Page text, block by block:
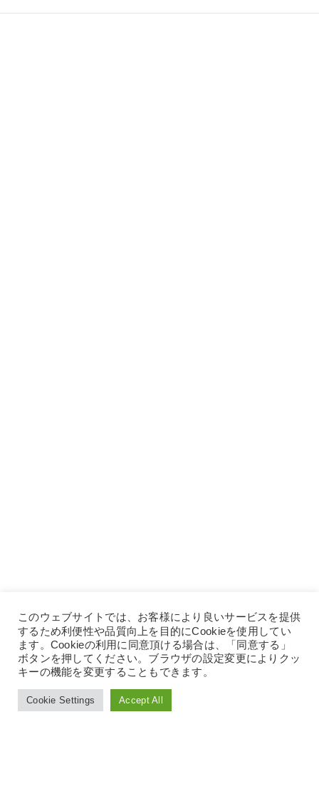
このウェブサイトでは、お客様により良いサービスを提供
するため利便性や品質向上を目的にCookieを使用してい
ます。Cookieの利用に同意頂ける場合は、「同意する」
ボタンを押してください。ブラウザの設定変更によりクッ
キーの機能を変更することもできます。
Cookie Settings Accept All